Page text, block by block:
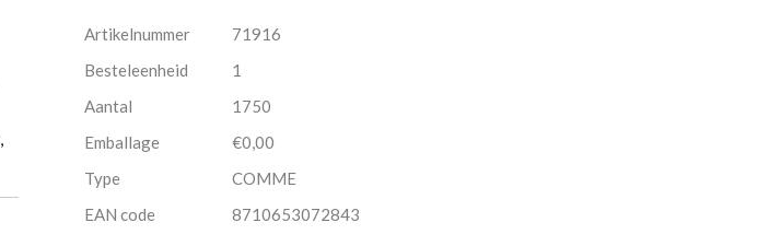
Artikelnummer
71916
Besteleenheid
1
Aantal
1750
Emballage
€0,00
Type
COMME
EAN code
8710653072843